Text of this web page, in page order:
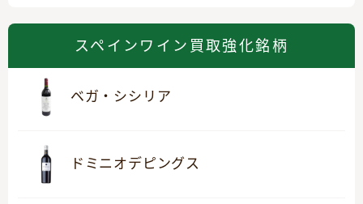
スペインワイン買取強化銘柄
ベガ・シシリア
ドミニオデピングス